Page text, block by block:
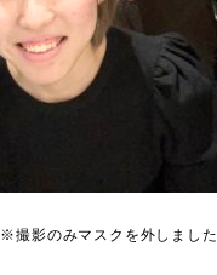
※撮影のみマスクを外しました